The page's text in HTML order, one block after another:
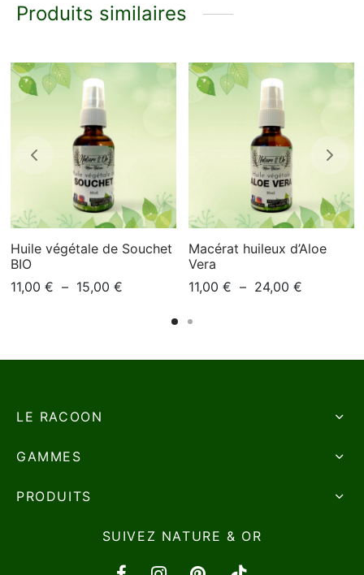
Produits similaires
Huile végétale de Souchet
BIO
11,00 € – 15,00 €Plage
Macérat huileux d’Aloe
Vera
11,00 € – 24,00 €Plage
LE RACOON
GAMMES
PRODUITS
SUIVEZ NATURE & OR